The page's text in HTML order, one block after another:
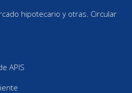
hipotecario y otras. Circular
APIS